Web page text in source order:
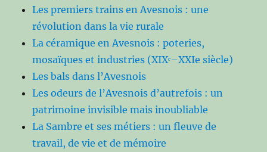
Les premiers trains en Avesnois : une
révolution dans la vie rurale
La céramique en Avesnois : poteries,
mosaïques et industries (XIXᵉ–XXIe siècle)
Les bals dans l’Avesnois
Les odeurs de l’Avesnois d’autrefois : un
patrimoine invisible mais inoubliable
La Sambre et ses métiers : un fleuve de
travail, de vie et de mémoire